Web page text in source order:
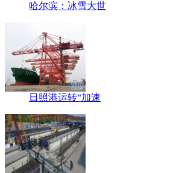
哈尔滨：冰雪大世
日照港运转“加速